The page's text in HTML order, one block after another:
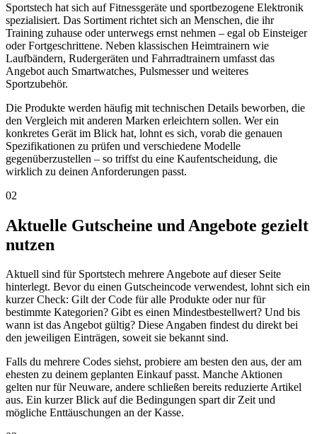
Sportstech hat sich auf Fitnessgeräte und sportbezogene Elektronik
spezialisiert. Das Sortiment richtet sich an Menschen, die ihr
Training zuhause oder unterwegs ernst nehmen – egal ob Einsteiger
oder Fortgeschrittene. Neben klassischen Heimtrainern wie
Laufbändern, Rudergeräten und Fahrradtrainern umfasst das
Angebot auch Smartwatches, Pulsmesser und weiteres
Sportzubehör.
Die Produkte werden häufig mit technischen Details beworben, die
den Vergleich mit anderen Marken erleichtern sollen. Wer ein
konkretes Gerät im Blick hat, lohnt es sich, vorab die genauen
Spezifikationen zu prüfen und verschiedene Modelle
gegenüberzustellen – so triffst du eine Kaufentscheidung, die
wirklich zu deinen Anforderungen passt.
02
Aktuelle Gutscheine und Angebote gezielt
nutzen
Aktuell sind für Sportstech mehrere Angebote auf dieser Seite
hinterlegt. Bevor du einen Gutscheincode verwendest, lohnt sich ein
kurzer Check: Gilt der Code für alle Produkte oder nur für
bestimmte Kategorien? Gibt es einen Mindestbestellwert? Und bis
wann ist das Angebot gültig? Diese Angaben findest du direkt bei
den jeweiligen Einträgen, soweit sie bekannt sind.
Falls du mehrere Codes siehst, probiere am besten den aus, der am
ehesten zu deinem geplanten Einkauf passt. Manche Aktionen
gelten nur für Neuware, andere schließen bereits reduzierte Artikel
aus. Ein kurzer Blick auf die Bedingungen spart dir Zeit und
mögliche Enttäuschungen an der Kasse.